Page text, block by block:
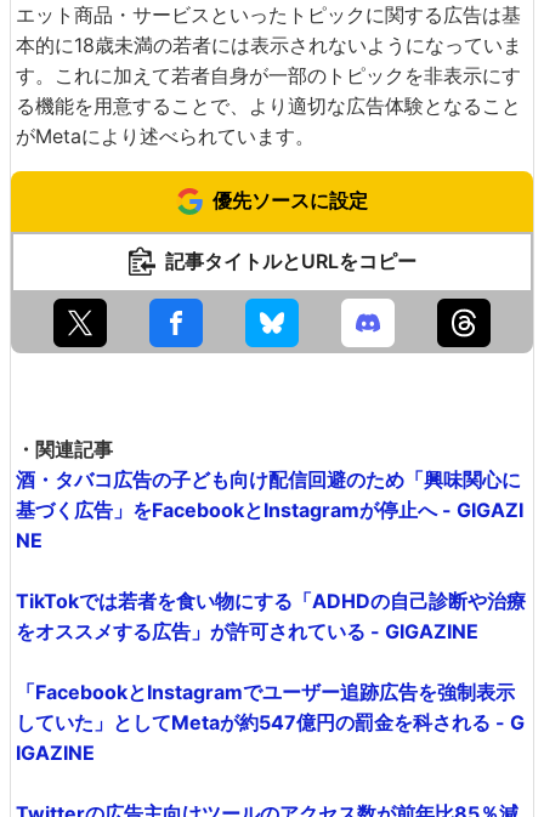
エット商品・サービスといったトピックに関する広告は基
本的に18歳未満の若者には表示されないようになっていま
す。これに加えて若者自身が一部のトピックを非表示にす
る機能を用意することで、より適切な広告体験となること
がMetaにより述べられています。
優先ソースに設定
記事タイトルとURLをコピー
・関連記事
酒・タバコ広告の子ども向け配信回避のため「興味関心に
基づく広告」をFacebookとInstagramが停止へ - GIGAZI
NE
TikTokでは若者を食い物にする「ADHDの自己診断や治療
をオススメする広告」が許可されている - GIGAZINE
「FacebookとInstagramでユーザー追跡広告を強制表示
していた」としてMetaが約547億円の罰金を科される - G
IGAZINE